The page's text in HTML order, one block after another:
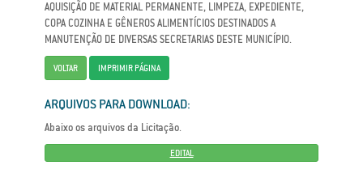
AQUISIÇÃO DE MATERIAL PERMANENTE, LIMPEZA, EXPEDIENTE,
COPA COZINHA E GÊNEROS ALIMENTÍCIOS DESTINADOS A
MANUTENÇÃO DE DIVERSAS SECRETARIAS DESTE MUNICÍPIO.
VOLTAR IMPRIMIR PÁGINA
ARQUIVOS PARA DOWNLOAD:
Abaixo os arquivos da Licitação.
EDITAL